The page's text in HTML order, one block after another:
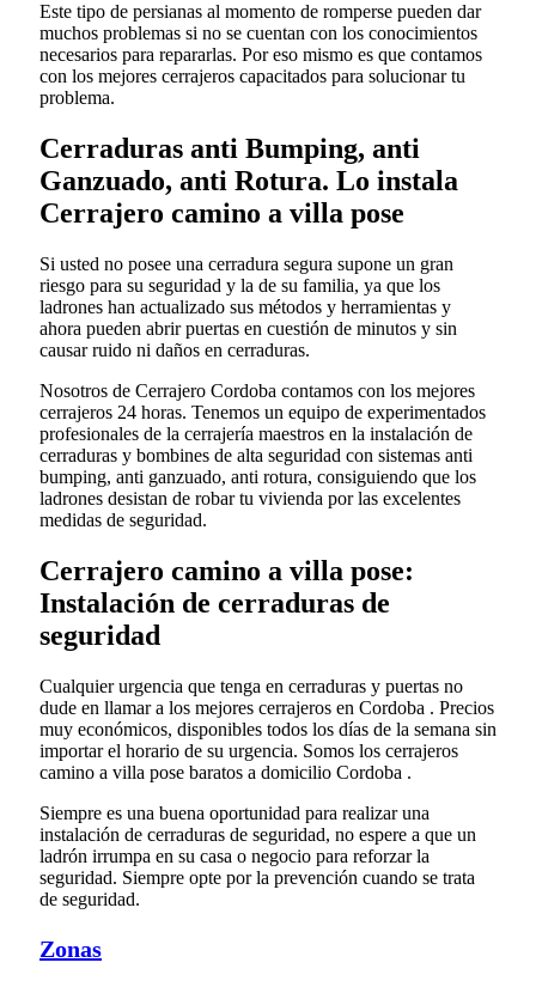
Este tipo de persianas al momento de romperse pueden dar
muchos problemas si no se cuentan con los conocimientos
necesarios para repararlas. Por eso mismo es que contamos
con los mejores cerrajeros capacitados para solucionar tu
problema.
Cerraduras anti Bumping, anti
Ganzuado, anti Rotura. Lo instala
Cerrajero camino a villa pose
Si usted no posee una cerradura segura supone un gran
riesgo para su seguridad y la de su familia, ya que los
ladrones han actualizado sus métodos y herramientas y
ahora pueden abrir puertas en cuestión de minutos y sin
causar ruido ni daños en cerraduras.
Nosotros de Cerrajero Cordoba contamos con los mejores
cerrajeros 24 horas. Tenemos un equipo de experimentados
profesionales de la cerrajería maestros en la instalación de
cerraduras y bombines de alta seguridad con sistemas anti
bumping, anti ganzuado, anti rotura, consiguiendo que los
ladrones desistan de robar tu vivienda por las excelentes
medidas de seguridad.
Cerrajero camino a villa pose:
Instalación de cerraduras de
seguridad
Cualquier urgencia que tenga en cerraduras y puertas no
dude en llamar a los mejores cerrajeros en Cordoba . Precios
muy económicos, disponibles todos los días de la semana sin
importar el horario de su urgencia. Somos los cerrajeros
camino a villa pose baratos a domicilio Cordoba .
Siempre es una buena oportunidad para realizar una
instalación de cerraduras de seguridad, no espere a que un
ladrón irrumpa en su casa o negocio para reforzar la
seguridad. Siempre opte por la prevención cuando se trata
de seguridad.
Zonas